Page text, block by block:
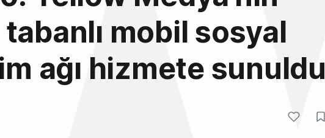
mobil sosyal
ağı hizmete sunuldu